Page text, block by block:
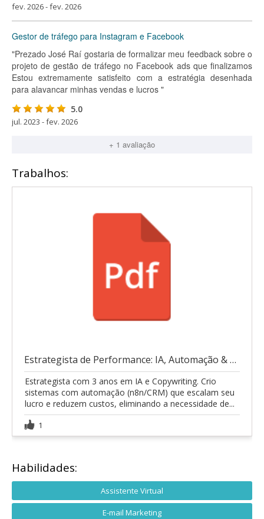
fev. 2026 - fev. 2026
Gestor de tráfego para Instagram e Facebook
"Prezado José Raí gostaria de formalizar meu feedback sobre o
projeto de gestão de tráfego no Facebook ads que finalizamos
Estou extremamente satisfeito com a estratégia desenhada
para alavancar minhas vendas e lucros "
5.0
jul. 2023 - fev. 2026
+ 1 avaliação
Trabalhos:
Estrategista de Performance: IA, Automação & Copyw
Estrategista com 3 anos em IA e Copywriting. Crio
sistemas com automação (n8n/CRM) que escalam seu
lucro e reduzem custos, eliminando a necessidade de...
1
Habilidades:
Assistente Virtual
E-mail Marketing